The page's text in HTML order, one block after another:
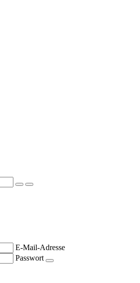
E-Mail-Adresse
Passwort